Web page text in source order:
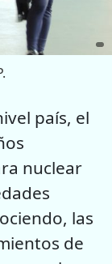
país, el
nuclear
las
de